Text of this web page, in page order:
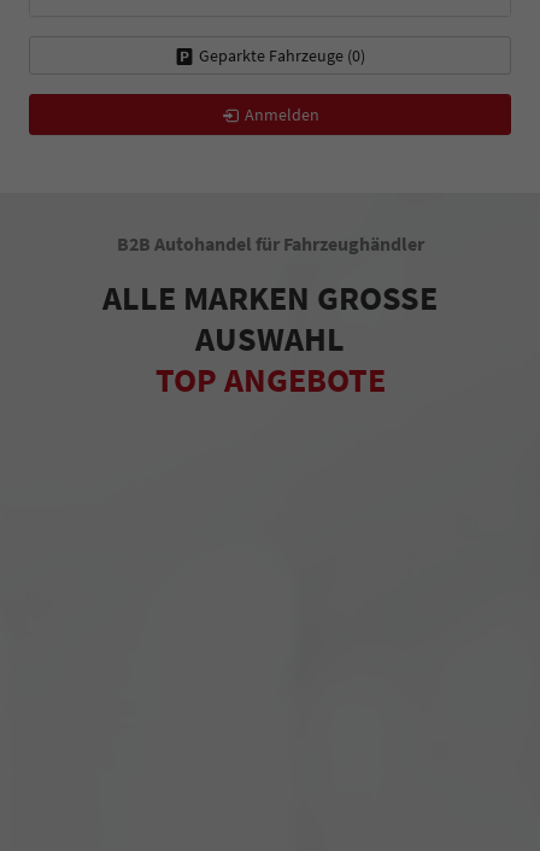
Geparkte Fahrzeuge (0)
Anmelden
B2B Autohandel für Fahrzeughändler
ALLE MARKEN GROSSE
AUSWAHL
TOP ANGEBOTE